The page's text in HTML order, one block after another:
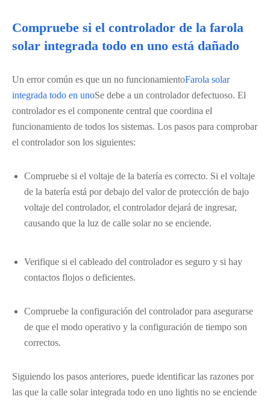
Compruebe si el controlador de la farola
solar integrada todo en uno está dañado
Un error común es que un no funcionamientoFarola solar
integrada todo en unoSe debe a un controlador defectuoso. El
controlador es el componente central que coordina el
funcionamiento de todos los sistemas. Los pasos para comprobar
el controlador son los siguientes:
Compruebe si el voltaje de la batería es correcto. Si el voltaje
de la batería está por debajo del valor de protección de bajo
voltaje del controlador, el controlador dejará de ingresar,
causando que la luz de calle solar no se enciende.
Verifique si el cableado del controlador es seguro y si hay
contactos flojos o deficientes.
Compruebe la configuración del controlador para asegurarse
de que el modo operativo y la configuración de tiempo son
correctos.
Siguiendo los pasos anteriores, puede identificar las razones por
las que la calle solar integrada todo en uno lightis no se enciende